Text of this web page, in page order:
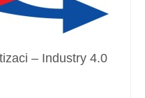
– Industry 4.0